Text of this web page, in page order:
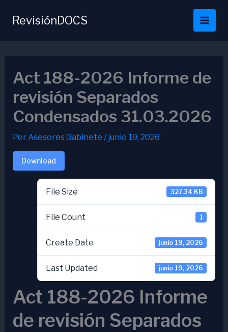
RevisiónDOCS
Act 188-2026 Informe de
revisión Separados
Condensados 31.03.2026
PorAsesores Gabinete /junio 19, 2026
Download
File Size 327.34 KB
File Count 1
Create Date junio 19, 2026
Last Updated junio 19, 2026
Act 188-2026 Informe
de revisión Separados